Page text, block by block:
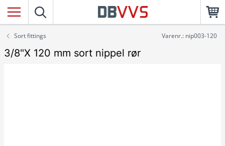
Sort fittings Varenr.: nip003-120
3/8"X 120 mm sort nippel rør